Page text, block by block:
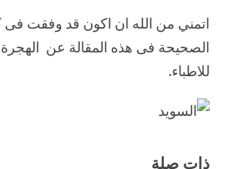
اتمني من الله ان اكون قد وفقت فى
الصحيحة فى هذه المقالة عن الهجرة
للاطباء.
ذات صلة